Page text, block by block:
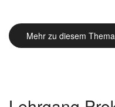
Mehr zu diesem Thema